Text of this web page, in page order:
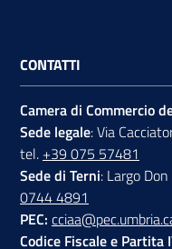
CONTATTI
Camera di Commercio
Sede legale: Via
tel. +39 075 57481
Sede di Terni: Largo
0744 4891
PEC:
Codice Fiscale e Partita